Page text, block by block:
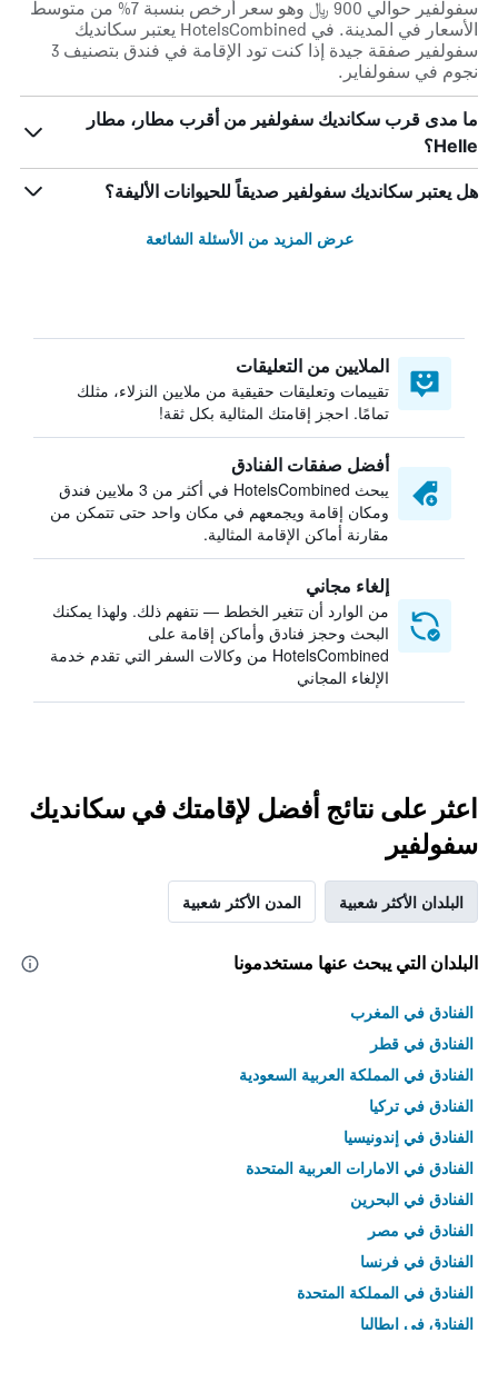
سفولفير حوالي 900 ﷼ وهو سعر أرخص بنسبة 7% من متوسط
الأسعار في المدينة. في HotelsCombined يعتبر سكانديك
سفولفير صفقة جيدة إذا كنت تود الإقامة في فندق بتصنيف 3
نجوم في سفولفاير.
ما مدى قرب سكانديك سفولفير من أقرب مطار، مطار
Helle؟
هل يعتبر سكانديك سفولفير صديقاً للحيوانات الأليفة؟
عرض المزيد من الأسئلة الشائعة
الملايين من التعليقات
تقييمات وتعليقات حقيقية من ملايين النزلاء، مثلك
تمامًا. احجز إقامتك المثالية بكل ثقة!
أفضل صفقات الفنادق
يبحث HotelsCombined في أكثر من 3 ملايين فندق
ومكان إقامة ويجمعهم في مكان واحد حتى تتمكن من
مقارنة أماكن الإقامة المثالية.
إلغاء مجاني
من الوارد أن تتغير الخطط — نتفهم ذلك. ولهذا يمكنك
البحث وحجز فنادق وأماكن إقامة على
HotelsCombined من وكالات السفر التي تقدم خدمة
الإلغاء المجاني
اعثر على نتائج أفضل لإقامتك في سكانديك
سفولفير
البلدان الأكثر شعبية المدن الأكثر شعبية
البلدان التي يبحث عنها مستخدمونا
الفنادق في المغرب
الفنادق في قطر
الفنادق في المملكة العربية السعودية
الفنادق في تركيا
الفنادق في إندونيسيا
الفنادق في الامارات العربية المتحدة
الفنادق في البحرين
الفنادق في مصر
الفنادق في فرنسا
الفنادق في المملكة المتحدة
الفنادق في إيطاليا